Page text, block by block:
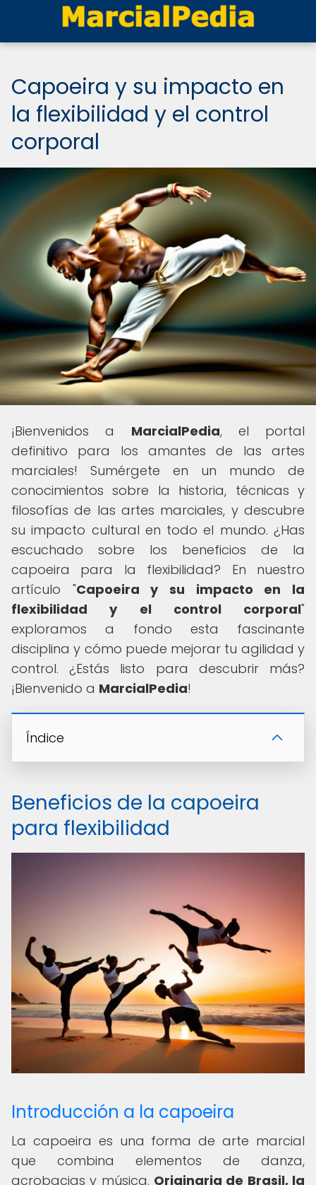
Capoeira y su impacto en
la flexibilidad y el control
corporal
¡Bienvenidos a MarcialPedia, el portal
definitivo para los amantes de las artes
marciales! Sumérgete en un mundo de
conocimientos sobre la historia, técnicas y
filosofías de las artes marciales, y descubre
su impacto cultural en todo el mundo. ¿Has
escuchado sobre los beneficios de la
capoeira para la flexibilidad? En nuestro
artículo "Capoeira y su impacto en la
flexibilidad y el control corporal"
exploramos a fondo esta fascinante
disciplina y cómo puede mejorar tu agilidad y
control. ¿Estás listo para descubrir más?
¡Bienvenido a MarcialPedia!
Índice
Beneficios de la capoeira
para flexibilidad
Introducción a la capoeira
La capoeira es una forma de arte marcial
que combina elementos de danza,
acrobacias y música. Originaria de Brasil, la